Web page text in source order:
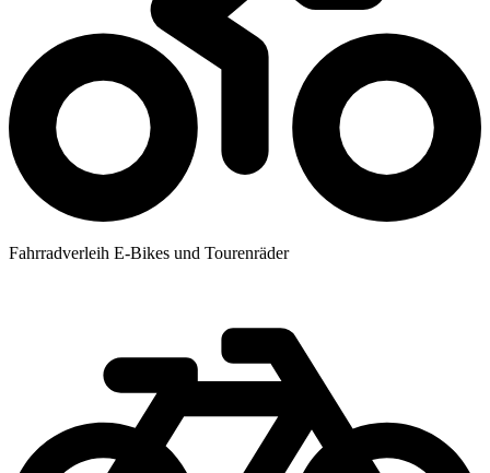
Fahrradverleih E-Bikes und Tourenräder